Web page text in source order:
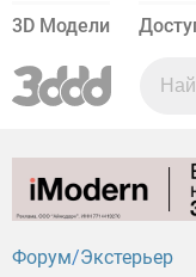
3D Модели
Форум Экстерьер